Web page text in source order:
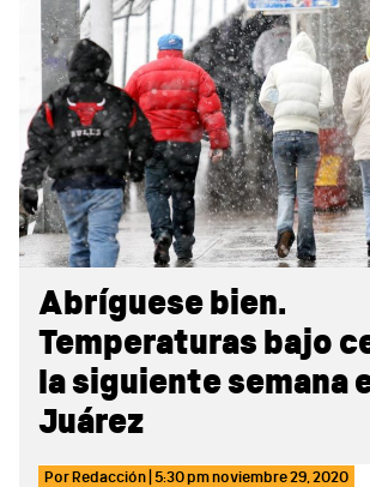
Abríguese bien.
Temperaturas bajo
la siguiente semana
Juárez
Por Redacción 5:30 pmnoviembre 29, 2020
Sidebar